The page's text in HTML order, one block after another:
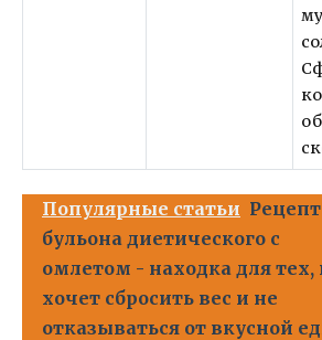
Популярные статьи Рецепт
бульона диетического с
омлетом - находка для тех,
хочет сбросить вес и не
отказываться от вкусной